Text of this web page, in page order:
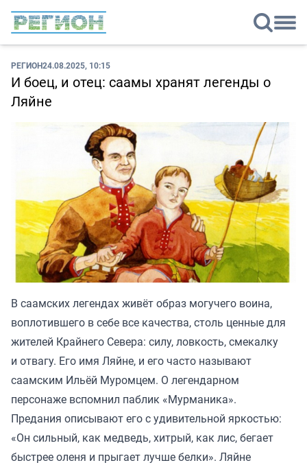
РЕГИОН24.08.2025, 10:15
И боец, и отец: саамы хранят легенды о
Ляйне
В саамских легендах живёт образ могучего воина,
воплотившего в себе все качества, столь ценные для
жителей Крайнего Севера: силу, ловкость, смекалку
и отвагу. Его имя Ляйне, и его часто называют
саамским Ильёй Муромцем. О легендарном
персонаже вспомнил паблик «Мурманика».
Предания описывают его с удивительной яркостью:
«Он сильный, как медведь, хитрый, как лис, бегает
быстрее оленя и прыгает лучше белки». Ляйне